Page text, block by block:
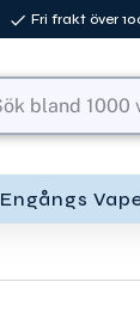
Fri frakt över
Engångs